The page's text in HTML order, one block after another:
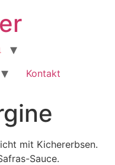
Kontakt
mit Kichererbsen.
Sauce.